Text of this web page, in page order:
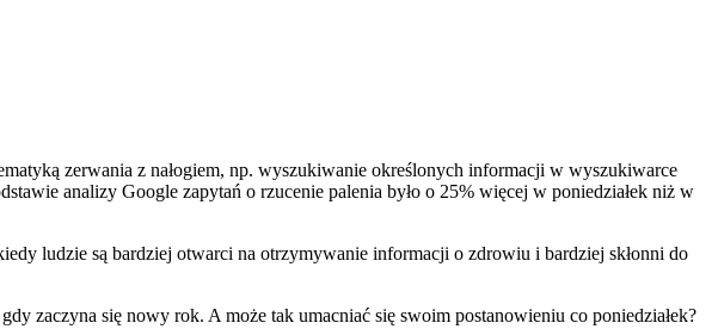
zerwania z nałogiem, np. wyszukiwanie określonych informacji w wyszukiwarce
analizy Google zapytań o rzucenie palenia było o 25% więcej w poniedziałek niż w
ludzie są bardziej otwarci na otrzymywanie informacji o zdrowiu i bardziej skłonni do
zaczyna się nowy rok. A może tak umacniać się swoim postanowieniu co poniedziałek?